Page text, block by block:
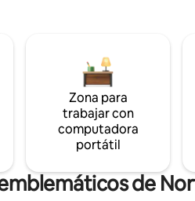
Zona para
trabajar con
computadora
portátil
de